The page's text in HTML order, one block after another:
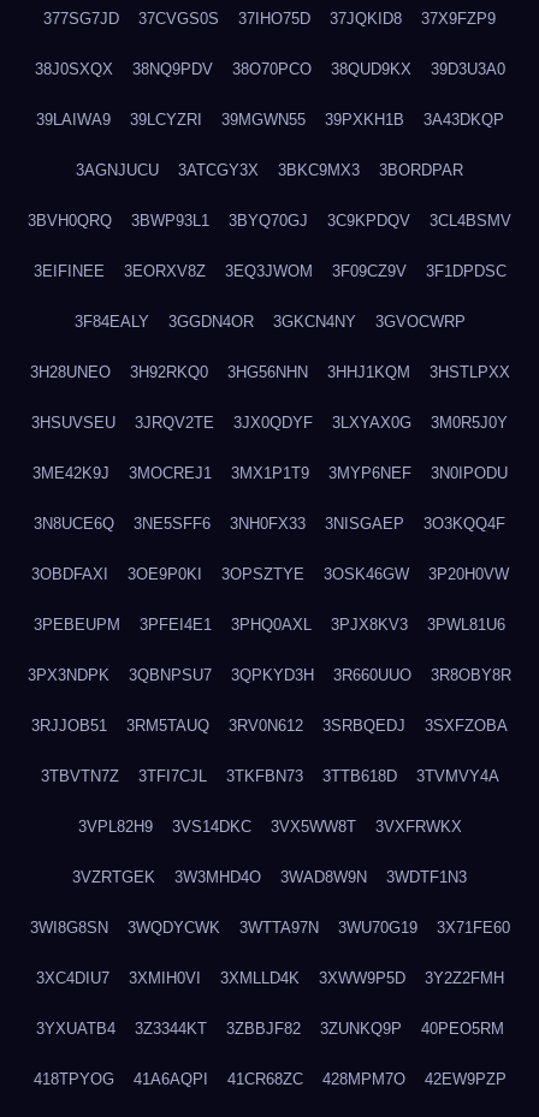
377SG7JD 37CVGS0S 37IHO75D 37JQKID8 37X9FZP9
38J0SXQX 38NQ9PDV 38O70PCO 38QUD9KX 39D3U3A0
39LAIWA9 39LCYZRI 39MGWN55 39PXKH1B 3A43DKQP
3AGNJUCU 3ATCGY3X 3BKC9MX3 3BORDPAR
3BVH0QRQ 3BWP93L1 3BYQ70GJ 3C9KPDQV 3CL4BSMV
3EIFINEE 3EORXV8Z 3EQ3JWOM 3F09CZ9V 3F1DPDSC
3F84EALY 3GGDN4OR 3GKCN4NY 3GVOCWRP
3H28UNEO 3H92RKQ0 3HG56NHN 3HHJ1KQM 3HSTLPXX
3HSUVSEU 3JRQV2TE 3JX0QDYF 3LXYAX0G 3M0R5J0Y
3ME42K9J 3MOCREJ1 3MX1P1T9 3MYP6NEF 3N0IPODU
3N8UCE6Q 3NE5SFF6 3NH0FX33 3NISGAEP 3O3KQQ4F
3OBDFAXI 3OE9P0KI 3OPSZTYE 3OSK46GW 3P20H0VW
3PEBEUPM 3PFEI4E1 3PHQ0AXL 3PJX8KV3 3PWL81U6
3PX3NDPK 3QBNPSU7 3QPKYD3H 3R660UUO 3R8OBY8R
3RJJOB51 3RM5TAUQ 3RV0N612 3SRBQEDJ 3SXFZOBA
3TBVTN7Z 3TFI7CJL 3TKFBN73 3TTB618D 3TVMVY4A
3VPL82H9 3VS14DKC 3VX5WW8T 3VXFRWKX
3VZRTGEK 3W3MHD4O 3WAD8W9N 3WDTF1N3
3WI8G8SN 3WQDYCWK 3WTTA97N 3WU70G19 3X71FE60
3XC4DIU7 3XMIH0VI 3XMLLD4K 3XWW9P5D 3Y2Z2FMH
3YXUATB4 3Z3344KT 3ZBBJF82 3ZUNKQ9P 40PEO5RM
418TPYOG 41A6AQPI 41CR68ZC 428MPM7O 42EW9PZP